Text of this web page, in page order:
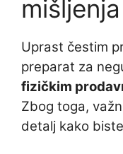
mišljenja
Uprast čestim
preparat za
fizičkim
Zbog toga,
detalj kako